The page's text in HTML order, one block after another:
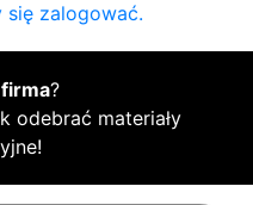
się zalogować.
?
odebrać materiały